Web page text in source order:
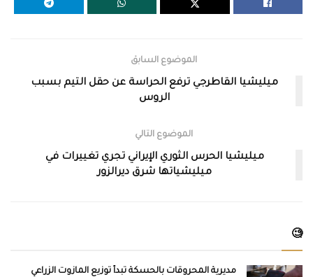
الموضوع السابق
ميليشيا القاطرجي ترفع الحراسة عن حقل التيم بسبب
الروس
الموضوع التالي
ميليشيا الحرس الثوري الإيراني تجري تغييرات في
ميليشياتها شرق ديرالزور
🧐
مديرية المحروقات بالحسكة تبدأ توزيع المازوت الزراعي